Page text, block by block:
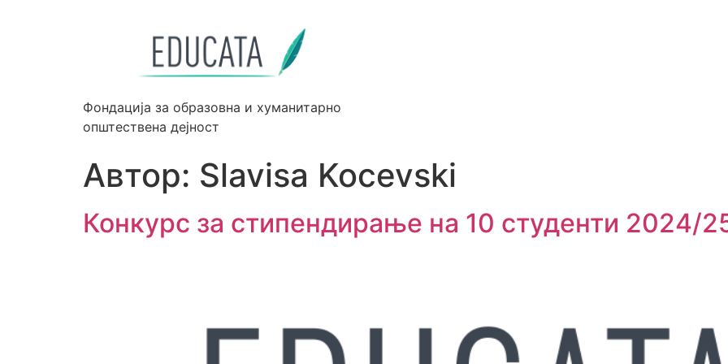
Фондација за образовна и хуманитарно
општествена дејност
Автор: Slavisa Kocevski
Конкурс за стипендирање на 10 студенти 2024/